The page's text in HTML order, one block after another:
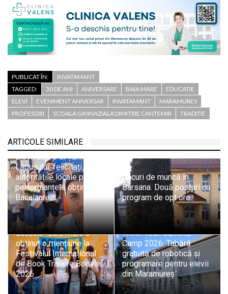
PUBLICAT ÎN:
INVATAMANT
TAGGED:
30 DE ANI ANIVERSARE BAIA MARE
EDUCATIE
ELEVI
EVENIMENT ANIVERSAR INVATAMANT
MARAMURES
PROFESORI
SCOALA GIMNAZIALA DIMITRIE CANTEMIR TRADITIE
ARTICOLE SIMILARE
Elevii de 10 ai Țării
Lăpușului, felicitați de
autoritățile locale pentru
performanțele obținute la
Bacalaureat
Locuri de muncă în
Bârsana. Două posturi cu
program de opt ore
Echipa Colegiului „Vasile
Lucaciu” Baia Mare a
obținut o mențiune la
Festivalul Internațional
de Book Trailere Boovie
2026
Think-Tech Summer
Camp 2026: Tabără
gratuită de robotică și
programare pentru elevii
din Maramureș